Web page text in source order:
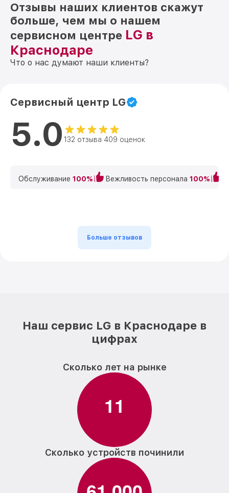
Отзывы наших клиентов скажут
больше, чем мы о нашем
сервисном центре LG в
Краснодаре
Что о нас думают наши клиенты?
Сервисный центр LG
5.0 132 отзыва 409 оценок
Обслуживание 100% Вежливость персонала 100%
Больше отзывов
Наш сервис LG в Краснодаре в
цифрах
Сколько лет на рынке
11
Сколько устройств починили